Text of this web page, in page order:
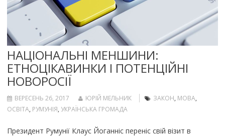
НАЦІОНАЛЬНІ МЕНШИНИ:
ЕТНОЦІКАВИНКИ І ПОТЕНЦІЙНІ
НОВОРОСІЇ
ВЕРЕСЕНЬ 26, 2017 ЮРІЙ МЕЛЬНИК ЗАКОН, МОВА,
ОСВІТА, РУМУНІЯ, УКРАЇНСЬКА ГРОМАДА
Президент Румунії Клаус Йоганніс переніс свій візит в